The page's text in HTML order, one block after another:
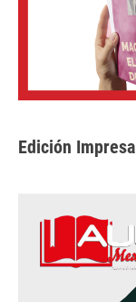
Edición Impresa